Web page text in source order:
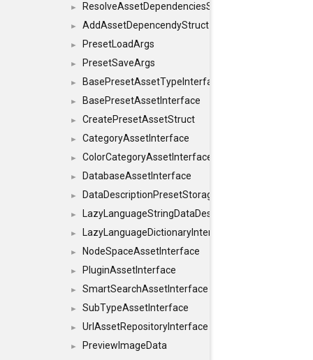
► ResolveAssetDependenciesStruct
► AddAssetDepencendyStruct
► PresetLoadArgs
► PresetSaveArgs
► BasePresetAssetTypeInterface
► BasePresetAssetInterface
► CreatePresetAssetStruct
► CategoryAssetInterface
► ColorCategoryAssetInterface
► DatabaseAssetInterface
► DataDescriptionPresetStorageInterface
►
► LazyLanguageDictionaryInterface
► NodeSpaceAssetInterface
► PluginAssetInterface
► SmartSearchAssetInterface
► SubTypeAssetInterface
► UrlAssetRepositoryInterface
►
PreviewImageData